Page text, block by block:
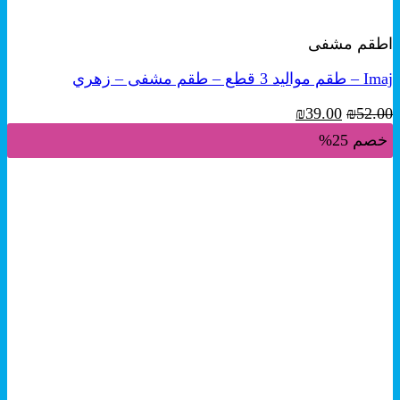
اطقم مشفى
Imaj – طقم مواليد 3 قطع – طقم مشفى – زهري
₪52.00
السعر
الأصلي
هو:
₪39.00
خصم 25%